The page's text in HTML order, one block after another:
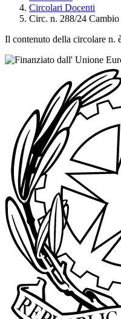
Circolari Docenti
Circ. n. 288/24 Cambio
Il contenuto della circolare n.